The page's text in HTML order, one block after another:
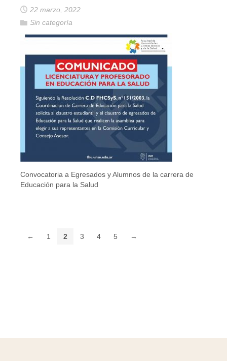
22 marzo, 2022
Sin categoría
Convocatoria a Egresados y Alumnos de la carrera de
Educación para la Salud
← 1 2 3 4 5 →